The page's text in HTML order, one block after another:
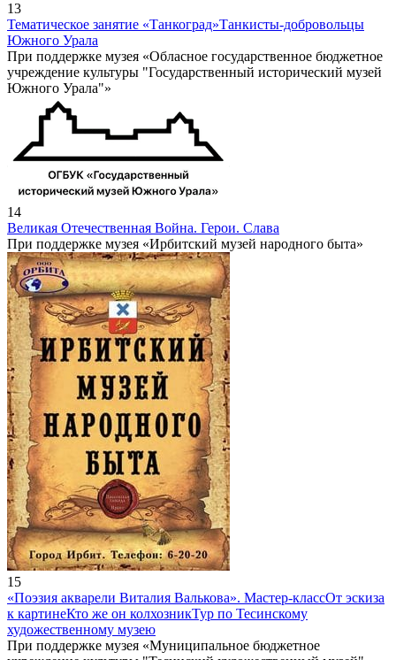
13
Тематическое занятие «Танкоград»Танкисты-добровольцы
Южного Урала
При поддержке музея «Обласное государственное бюджетное
учреждение культуры "Государственный исторический музей
Южного Урала"»
14
Великая Отечественная Война. Герои. Слава
При поддержке музея «Ирбитский музей народного быта»
15
«Поэзия акварели Виталия Валькова». Мастер-классОт эскиза
к картинеКто же он колхозникТур по Тесинскому
художественному музею
При поддержке музея «Муниципальное бюджетное